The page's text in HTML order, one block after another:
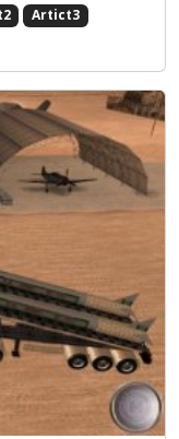
Artict3